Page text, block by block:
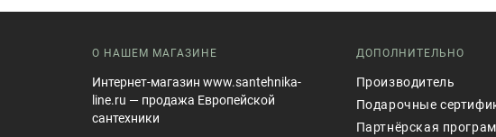
О НАШЕМ МАГАЗИНЕ
Интернет-магазин www.santehnika-
line.ru — продажа Европейской
сантехники
ДОПОЛНИТЕЛЬНО
Производитель
Подарочные
Партнёрская